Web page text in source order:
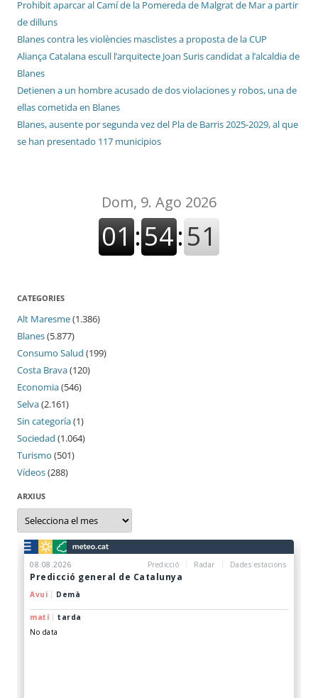
Prohibit aparcar al Camí de la Pomereda de Malgrat de Mar a partir
de dilluns
Blanes contra les violències masclistes a proposta de la CUP
Aliança Catalana escull l’arquitecte Joan Suris candidat a l’alcaldia de
Blanes
Detienen a un hombre acusado de dos violaciones y robos, una de
ellas cometida en Blanes
Blanes, ausente por segunda vez del Pla de Barris 2025-2029, al que
se han presentado 117 municipios
CATEGORIES
Alt Maresme(1.386)
Blanes(5.877)
Consumo Salud (199)
Costa Brava(120)
Economia(546)
Selva(2.161)
Sin categoría(1)
Sociedad (1.064)
Turismo (501)
Vídeos(288)
ARXIUS
Arxius